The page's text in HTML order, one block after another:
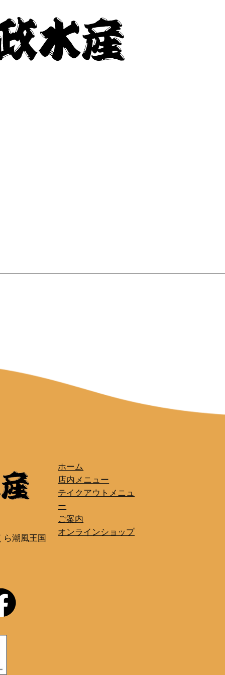
潮風王国
ホーム
店内メニュー
テイクアウトメニュ
ー
ご案内
オンラインショップ